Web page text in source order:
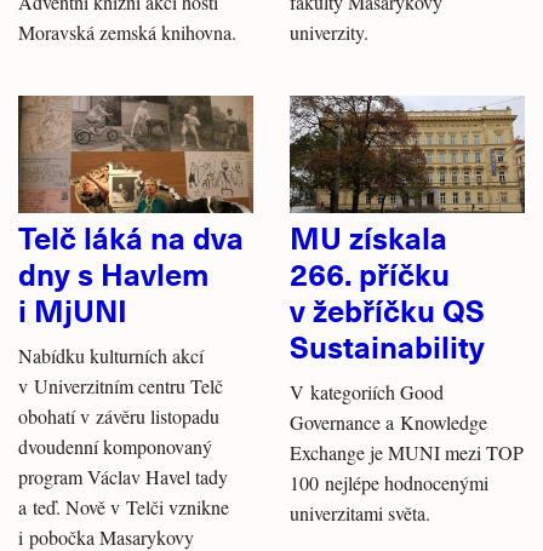
Moravská zemská knihovna.
univerzity.
Telč láká na dva
dny s Havlem
i MjUNI
Nabídku kulturních akcí
v Univerzitním centru Telč
obohatí v závěru listopadu
dvoudenní komponovaný
program Václav Havel tady
a teď. Nově v Telči vznikne
i pobočka Masarykovy
MU získala
266. příčku
v žebříčku QS
Sustainability
V kategoriích Good
Governance a Knowledge
Exchange je MUNI mezi TOP
100 nejlépe hodnocenými
univerzitami světa.